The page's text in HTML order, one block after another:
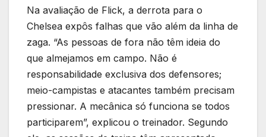
Na avaliação de Flick, a derrota para o
Chelsea expôs falhas que vão além da linha de
zaga. “As pessoas de fora não têm ideia do
que almejamos em campo. Não é
responsabilidade exclusiva dos defensores;
meio-campistas e atacantes também precisam
pressionar. A mecânica só funciona se todos
participarem”, explicou o treinador. Segundo